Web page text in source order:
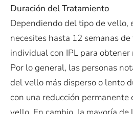
Duración del Tratamiento
Dependiendo del tipo de vello,
necesites hasta 12 semanas
individual con IPL para
Por lo general, las personas
del vello más disperso o lento
con una reducción